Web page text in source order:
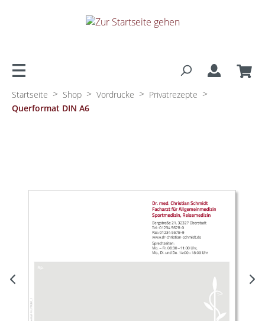
Startseite > Shop > Vordrucke > Privatrezepte >
Querformat DIN A6